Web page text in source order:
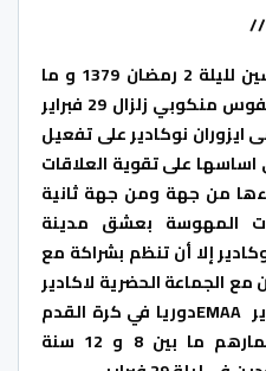
في الذكرى الخامسة والخمسين لليلة 2 رمضان 1379 و ما
اكتنزت من دلالات أليمة في نفوس منكوبي زلزال 29 فبراير
ايزوران نوكادير على تفعيل
على تقوية العلاقات
من جهة ومن جهة ثانية
المهوسة بعشق مدينة
إلا أن تنظم بشراكة مع
الجماعة الحضرية لاكادير
ومؤسسة ادارة الاعمال باكادير EMAAدوريا في كرة القدم
لصالح الاطفال المتراوحة أعمارهم ما بين 8 و 12 سنة